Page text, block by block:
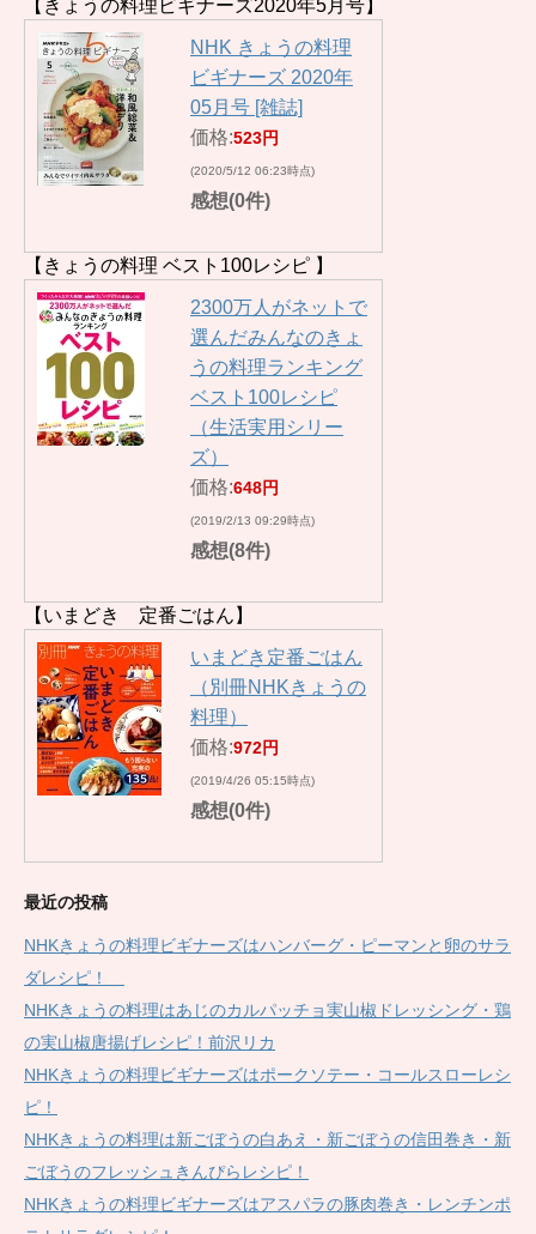
【きょうの料理ビギナーズ2020年5月号】
NHK きょうの料理
ビギナーズ 2020年
05月号 [雑誌]
価格:523円
(2020/5/12 06:23時点)
感想(0件)
【きょうの料理 ベスト100レシピ 】
2300万人がネットで
選んだみんなのきょ
うの料理ランキング
ベスト100レシピ
（生活実用シリー
ズ）
価格:648円
(2019/2/13 09:29時点)
感想(8件)
【いまどき 定番ごはん】
いまどき定番ごはん
（別冊NHKきょうの
料理）
価格:972円
(2019/4/26 05:15時点)
感想(0件)
最近の投稿
NHKきょうの料理ビギナーズはハンバーグ・ピーマンと卵のサラ
ダレシピ！
NHKきょうの料理はあじのカルパッチョ実山椒ドレッシング・鶏
の実山椒唐揚げレシピ！前沢リカ
NHKきょうの料理ビギナーズはポークソテー・コールスローレシ
ピ！
NHKきょうの料理は新ごぼうの白あえ・新ごぼうの信田巻き・新
ごぼうのフレッシュきんぴらレシピ！
NHKきょうの料理ビギナーズはアスパラの豚肉巻き・レンチンポ